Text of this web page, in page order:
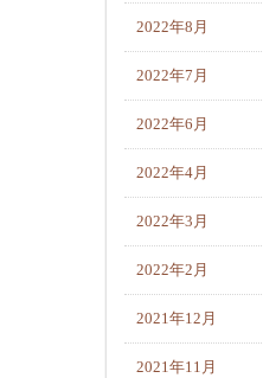
2022年8月
2022年7月
2022年6月
2022年4月
2022年3月
2022年2月
2021年12月
2021年11月